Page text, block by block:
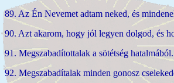
89. Az Én Nevemet adtam neked, és
90. Azt akarom, hogy jól legyen dolgod, és
91. Megszabadítottalak a sötétség
92. Megszabadítalak minden gonosz